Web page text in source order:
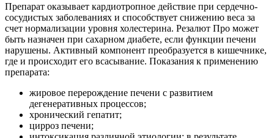
Препарат оказывает кардиотропное действие при сердечно-
сосудистых заболеваниях и способствует снижению веса за
счет нормализации уровня холестерина. Резалют Про может
быть назначен при сахарном диабете, если функции печени
нарушены. Активный компонент преобразуется в кишечнике,
где и происходит его всасывание. Показания к применению
препарата:
жировое перерождение печени с развитием
дегенеративных процессов;
хронический гепатит;
цирроз печени;